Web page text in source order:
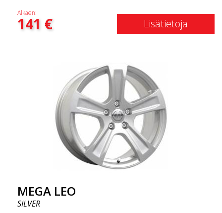
Alkaen:
141 € Lisätietoja
MEGA LEO
SILVER